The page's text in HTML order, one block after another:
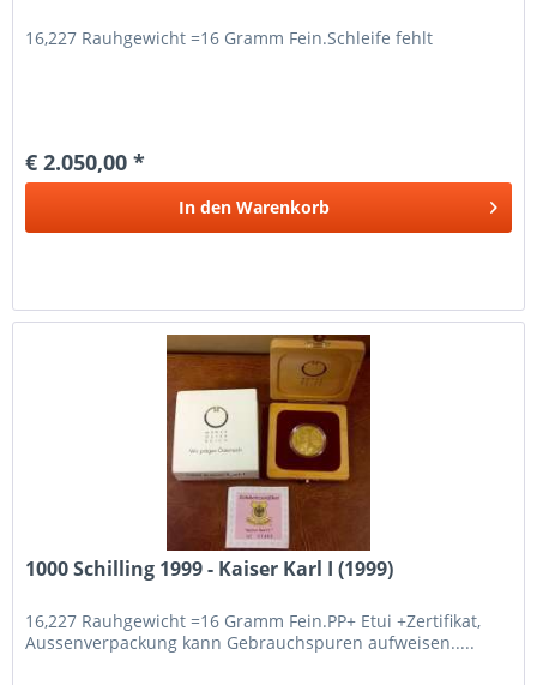
16,227 Rauhgewicht =16 Gramm Fein.Schleife fehlt
€ 2.050,00 *
In den Warenkorb
1000 Schilling 1999 - Kaiser Karl I (1999)
16,227 Rauhgewicht =16 Gramm Fein.PP+ Etui +Zertifikat,
Aussenverpackung kann Gebrauchspuren aufweisen.....